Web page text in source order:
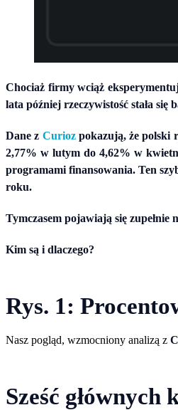
Chociaż firmy wciąż
lata później rzeczywistość stała
Dane z Curiozpokazują, że polski
2,77% w lutym do 4,62% w
programami finansowania. Ten
roku.
Tymczasem pojawiają się
Kim są i dlaczego?
Rys. 1:
Nasz pogląd, wzmocniony analizą z
Sześć